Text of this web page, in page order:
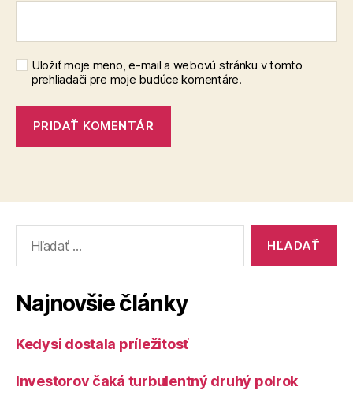
Uložiť moje meno, e-mail a webovú stránku v tomto
prehliadači pre moje budúce komentáre.
Najnovšie články
Kedysi dostala príležitosť
Investorov čaká turbulentný druhý polrok